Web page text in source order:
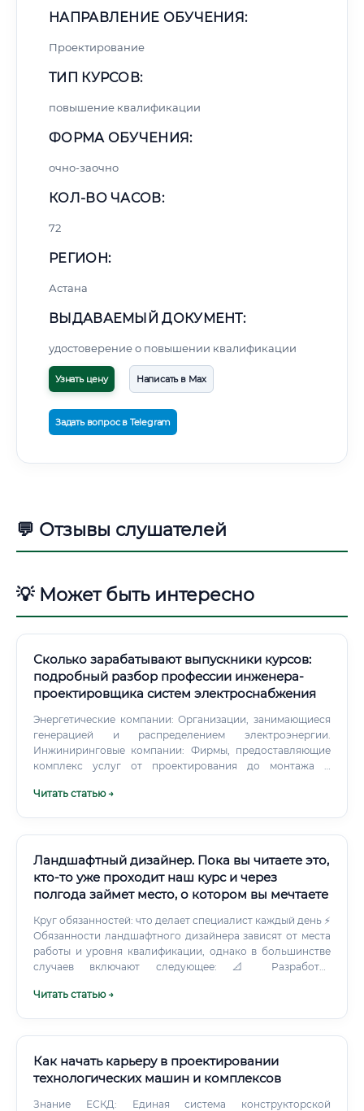
НАПРАВЛЕНИЕ ОБУЧЕНИЯ:
Проектирование
ТИП КУРСОВ:
повышение квалификации
ФОРМА ОБУЧЕНИЯ:
очно-заочно
КОЛ-ВО ЧАСОВ:
72
РЕГИОН:
Астана
ВЫДАВАЕМЫЙ ДОКУМЕНТ:
удостоверение о повышении квалификации
Узнать цену Написать в Max
Задать вопрос в Telegram
💬 Отзывы слушателей
💡 Может быть интересно
Сколько зарабатывают выпускники курсов:
подробный разбор профессии инженера-
проектировщика систем электроснабжения
Энергетические компании: Организации, занимающиеся
генерацией и распределением электроэнергии.
Инжиниринговые компании: Фирмы, предоставляющие
комплекс услуг от проектирования до монтажа и
Читать статью →
Ландшафтный дизайнер. Пока вы читаете это,
кто-то уже проходит наш курс и через
полгода займет место, о котором вы мечтаете
Круг обязанностей: что делает специалист каждый день ⚡
Обязанности ландшафтного дизайнера зависят от места
работы и уровня квалификации, однако в большинстве
случаев включают следующее: 📐 Разработка
территорий 🌱 Подбор ассортимента растений с учётом
Работа в специализированных программах (AutoCAD,
SketchUp, Photoshop, Realtime Landscaping, Land F/X) 👷
Переговоры с заказчиками, презентация проектных
Читать статью →
Как начать карьеру в проектировании
технологических машин и комплексов
Знание ЕСКД: Единая система конструкторской